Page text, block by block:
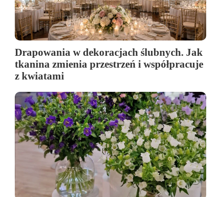
Drapowania w dekoracjach ślubnych. Jak
tkanina zmienia przestrzeń i współpracuje
z kwiatami